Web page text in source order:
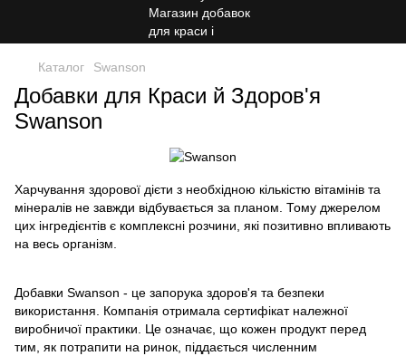
Каталог Swanson
Добавки для Краси й Здоров'я
Swanson
Харчування здорової дієти з необхідною кількістю вітамінів та
мінералів не завжди відбувається за планом. Тому джерелом
цих інгредієнтів є комплексні розчини, які позитивно впливають
на весь організм.
Добавки Swanson - це запорука здоров'я та безпеки
використання. Компанія отримала сертифікат належної
виробничої практики. Це означає, що кожен продукт перед
тим, як потрапити на ринок, піддається численним